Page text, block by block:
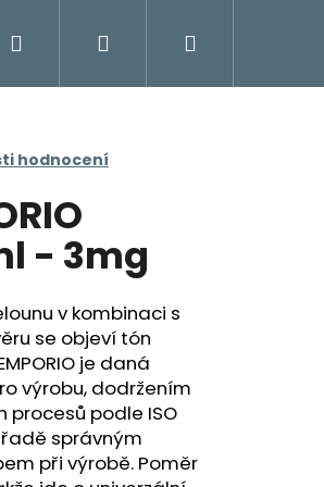
Napište námPřihlášení
hodnocení
- 3mg
v kombinaci s
se objeví tón
je daná
výrobu, dodržením
podle ISO
řadě správným
při výrobě. Poměr
Následující